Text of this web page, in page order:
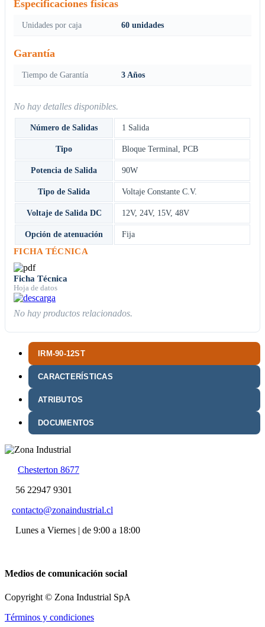
IRM-90-12ST
CARACTERÍSTICAS
ATRIBUTOS
DOCUMENTOS
Especificaciones físicas
Unidades por caja 60 unidades
Garantía
Tiempo de Garantía 3 Años
No hay detalles disponibles.
Número de Salidas 1 Salida
Tipo Bloque Terminal, PCB
Potencia de Salida 90W
Tipo de Salida Voltaje Constante C.V.
Voltaje de Salida DC 12V, 24V, 15V, 48V
Opción de atenuación Fija
FICHA TÉCNICA
Ficha Técnica
Hoja de datos
No hay productos relacionados.
Chesterton 8677
56 22947 9301
contacto@zonaindustrial.cl
Lunes a Viernes | de 9:00 a 18:00
Medios de comunicación social
Copyright © Zona Industrial SpA
Términos y condiciones